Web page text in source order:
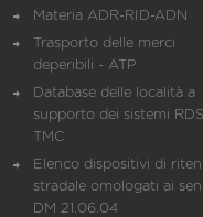
Materia ADR-RID-ADN
Trasporto delle merci
deperibili - ATP
Database delle località a
supporto dei sistemi RDS
TMC
Elenco dispositivi di
stradale omologati ai
DM 21.06.04